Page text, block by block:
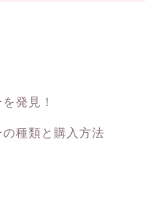
発見！
種類と購入方法